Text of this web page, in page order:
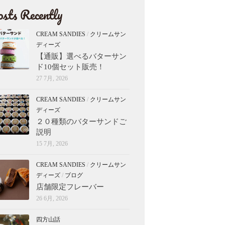
Recently
CREAM SANDIES / クリームサン
ディーズ
【通販】選べるバターサン
ド10個セット販売！
27 7月, 2026
CREAM SANDIES / クリームサン
ディーズ
２０種類のバターサンドご
説明
15 7月, 2026
CREAM SANDIES / クリームサン
ディーズ / ブログ
店舗限定フレーバー
26 6月, 2026
四方山話